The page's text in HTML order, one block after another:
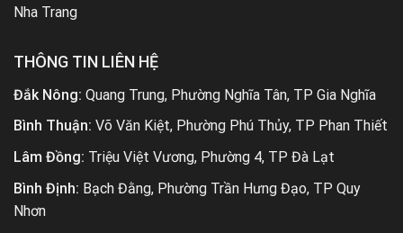
Nha Trang
THÔNG TIN LIÊN HỆ
Đắk Nông: Quang Trung, Phường Nghĩa Tân, TP Gia Nghĩa
Bình Thuận: Võ Văn Kiệt, Phường Phú Thủy, TP Phan Thiết
Lâm Đồng: Triệu Việt Vương, Phường 4, TP Đà Lạt
Bình Định: Bạch Đằng, Phường Trần Hưng Đạo, TP Quy
Nhơn